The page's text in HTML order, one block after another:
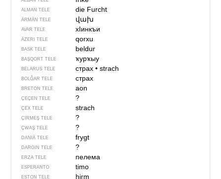
ALMAN TELE die Furcht
ÄRMÄN TELE վախ
AVAR TELE хIинкъи
ÄZERI TELE qorxu
BASK TELE beldur
BAŞQORT TELE ҡурҡыу
BELARUS TELE страх• strach
BOLĞAR TELE страх
BRETON TELE aon
ÇEÇEN TELE ?
ÇEX TELE strach
ÇIRMEŞ TELE ?
ÇWAŞ TELE ?
DANIÄ TELE frygt
DARGIN TELE ?
ERZA TELE пелема
ESPERANTO timo
ESTON TELE hirm